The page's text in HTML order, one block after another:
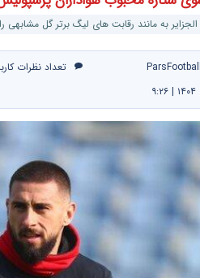
به مانند رقابت‌ های لیگ برتر گل مشابهی
تعداد نظرات